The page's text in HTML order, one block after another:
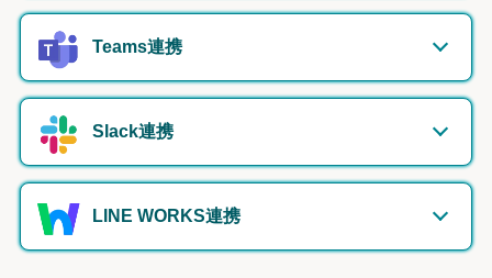
Teams連携
Slack連携
LINE WORKS連携